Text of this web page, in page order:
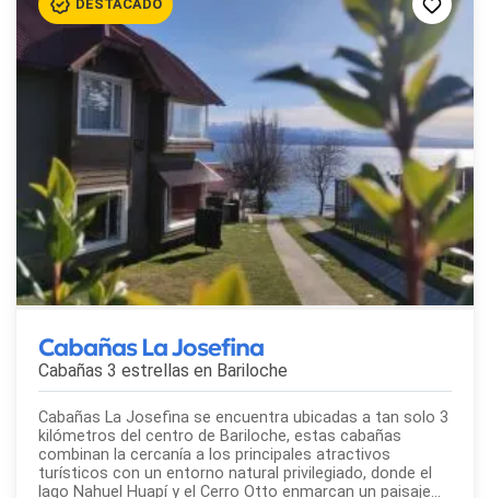
Cabañas La Josefina
Cabañas 3 estrellas en Bariloche
Cabañas La Josefina se encuentra ubicadas a tan solo 3
kilómetros del centro de Bariloche, estas cabañas
combinan la cercanía a los principales atractivos
turísticos con un entorno natural privilegiado, donde el
lago Nahuel Huapí y el Cerro Otto enmarcan un paisaje